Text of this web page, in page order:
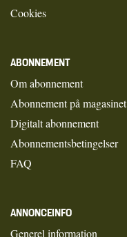
Cookies
ABONNEMENT
Om abonnement
Abonnement på magasinet
Digitalt abonnement
Abonnementsbetingelser
FAQ
ANNONCEINFO
Generel information